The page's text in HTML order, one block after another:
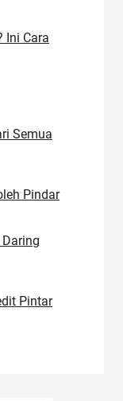
Ini Cara
Semua
Pindar
Pintar